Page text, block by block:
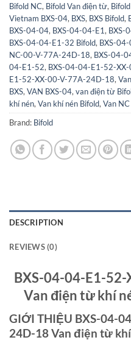
Bifold NC, Bifold Van điện từ,
Vietnam BXS-04, BXS, BXS Bifold,
BXS-04-04, BXS-04-04-E1, BXS-
BXS-04-04-E1-32 Bifold, BXS-
NC-00-V-77A-24D-18, BXS-04-
04-E1-52, BXS-04-04-E1-52-
E1-52-XX-00-V-77A-24D-18,
BXS,VAN BXS-04,van điện từ
khí nén,Van khí nén Bifold,Van
Brand: Bifold
DESCRIPTION
REVIEWS (0)
BXS-04-04-E1-
Van điện từ khí
GIỚI THIỆU BXS-04-
24D-18 Van điện từ